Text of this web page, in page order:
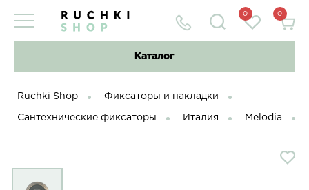
0 0
Каталог
Ruchki Shop Фиксаторы и накладки
Сантехнические фиксаторы Италия Melodia